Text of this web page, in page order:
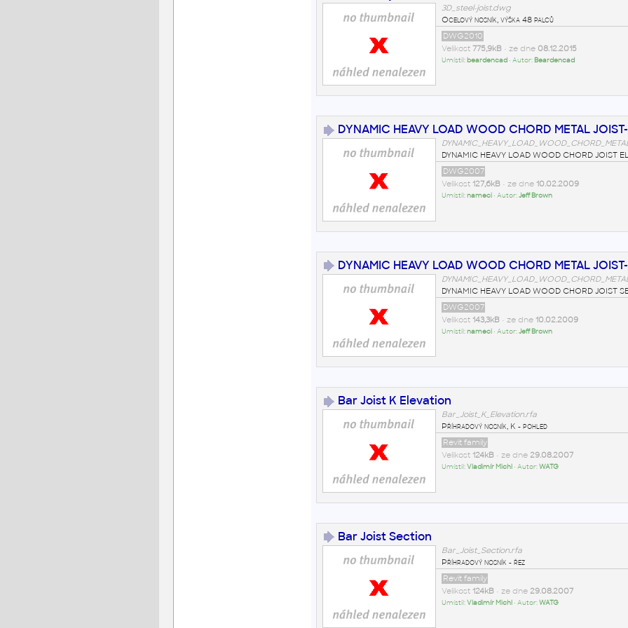
3D_steel-joist.dwg
Ocelový nosník, výška 48 palců
DWG2010
Velikost 775,9kB• ze dne 08.12.2015
Umístil: beardencad• Autor: Beardencad
DYNAMIC HEAVY LOAD WOOD CHORD METAL
DYNAMIC HEAVY LOAD WOOD CHORD JOIST
DWG2007
Velikost 127,6kB• ze dne 10.02.2009
Umístil:nameci• Autor:Jeff Brown
DYNAMIC HEAVY LOAD WOOD CHORD METAL
DYNAMIC HEAVY LOAD WOOD CHORD JOIST
DWG2007
Velikost 143,3kB• ze dne 10.02.2009
Umístil:nameci• Autor:Jeff Brown
Bar Joist K Elevation
Bar_Joist_K_Elevation.rfa
Příhradový nosník, K - pohled
Revit family
Velikost 124kB• ze dne 29.08.2007
Umístil:Vladimír Michl• Autor:WATG
Bar Joist Section
Bar_Joist_Section.rfa
Příhradový nosník - řez
Revit family
Velikost 124kB• ze dne 29.08.2007
Umístil:Vladimír Michl• Autor:WATG